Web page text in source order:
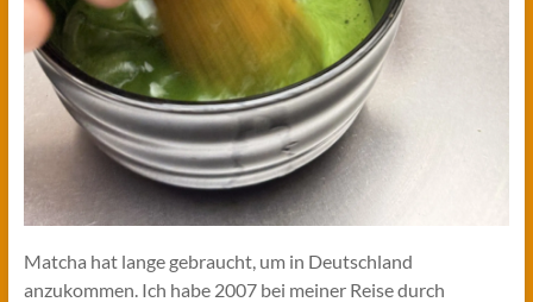
Matcha hat lange gebraucht, um in Deutschland
anzukommen. Ich habe 2007 bei meiner Reise durch